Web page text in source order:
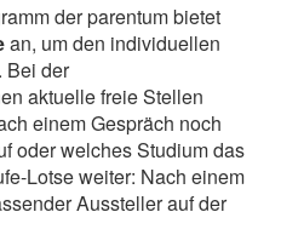
der parentum bietet
an, um den individuellen
Bei der
aktuelle freie Stellen
einem Gespräch noch
oder welches Studium das
Lotse weiter: Nach einem
Aussteller auf der